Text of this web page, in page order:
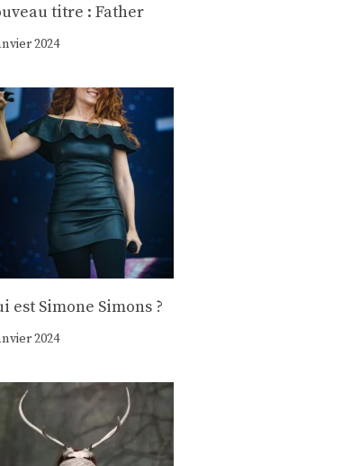
titre : Father
2024
est Simone Simons ?
2024